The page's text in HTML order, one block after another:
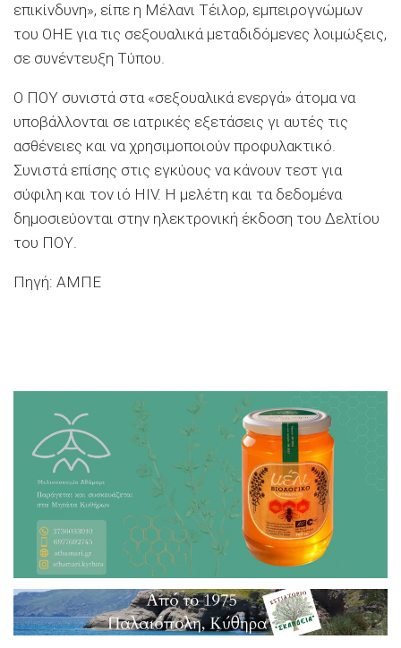
επικίνδυνη», είπε η Μέλανι Τέιλορ, εμπειρογνώμων
του ΟΗΕ για τις σεξουαλικά μεταδιδόμενες λοιμώξεις,
σε συνέντευξη Τύπου.
Ο ΠΟΥ συνιστά στα «σεξουαλικά ενεργά» άτομα να
υποβάλλονται σε ιατρικές εξετάσεις γι αυτές τις
ασθένειες και να χρησιμοποιούν προφυλακτικό.
Συνιστά επίσης στις εγκύους να κάνουν τεστ για
σύφιλη και τον ιό HIV. Η μελέτη και τα δεδομένα
δημοσιεύονται στην ηλεκτρονική έκδοση του Δελτίου
του ΠΟΥ.
Πηγή: ΑΜΠΕ